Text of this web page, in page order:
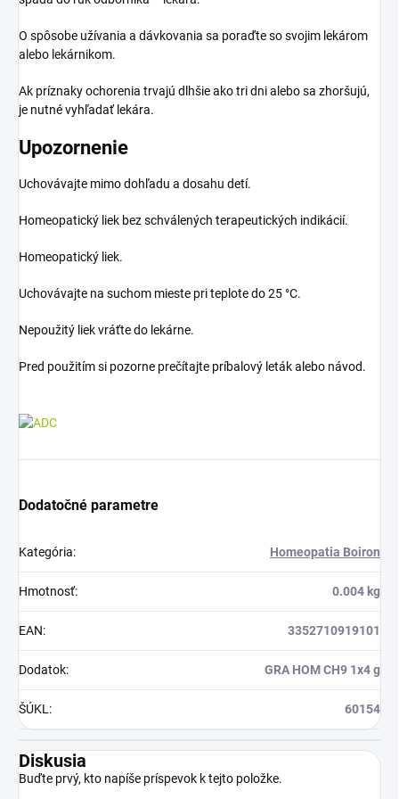
O spôsobe užívania a dávkovania sa poraďte so svojim lekárom
alebo lekárnikom.
Ak príznaky ochorenia trvajú dlhšie ako tri dni alebo sa zhoršujú,
je nutné vyhľadať lekára.
Upozornenie
Uchovávajte mimo dohľadu a dosahu detí.
Homeopatický liek bez schválených terapeutických indikácií.
Homeopatický liek.
Uchovávajte na suchom mieste pri teplote do 25 °C.
Nepoužitý liek vráťte do lekárne.
Pred použitím si pozorne prečítajte príbalový leták alebo návod.
Dodatočné parametre
Kategória: Homeopatia Boiron
Hmotnosť: 0.004 kg
EAN: 3352710919101
Dodatok: GRA HOM CH9 1x4 g
ŠÚKL : 60154
Diskusia
Buďte prvý, kto napíše príspevok k tejto položke.